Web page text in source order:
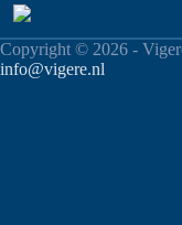
Copyright © 2026 -
info@vigere.nl